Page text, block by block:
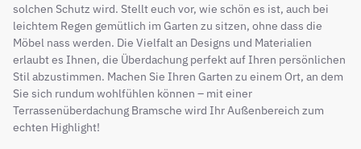
solchen Schutz wird. Stellt euch vor, wie schön es ist, auch bei
leichtem Regen gemütlich im Garten zu sitzen, ohne dass die
Möbel nass werden. Die Vielfalt an Designs und Materialien
erlaubt es Ihnen, die Überdachung perfekt auf Ihren persönlichen
Stil abzustimmen. Machen Sie Ihren Garten zu einem Ort, an dem
Sie sich rundum wohlfühlen können – mit einer
Terrassenüberdachung Bramsche wird Ihr Außenbereich zum
echten Highlight!